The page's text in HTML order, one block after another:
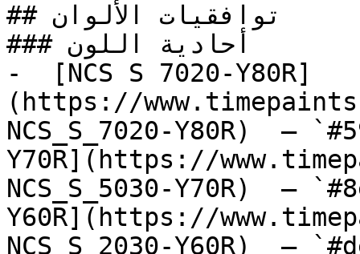
## توافقيات الألوان
### أحادية اللون
-  [NCS S 7020-Y80R]
(https://
NCS_S_7020-Y80R)  —
Y70R](https://
NCS_S_5030-Y70R)  —
Y60R](https://
NCS_S_2030-Y60R)  —